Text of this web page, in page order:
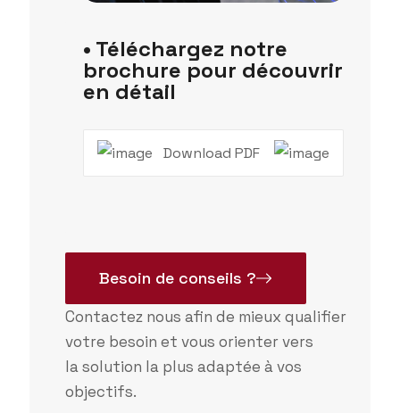
• Téléchargez notre
brochure pour découvrir
en détail
Download PDF
Besoin de conseils ?
Contactez nous afin de mieux qualifier
votre besoin et vous orienter vers
la solution la plus adaptée à vos
objectifs.